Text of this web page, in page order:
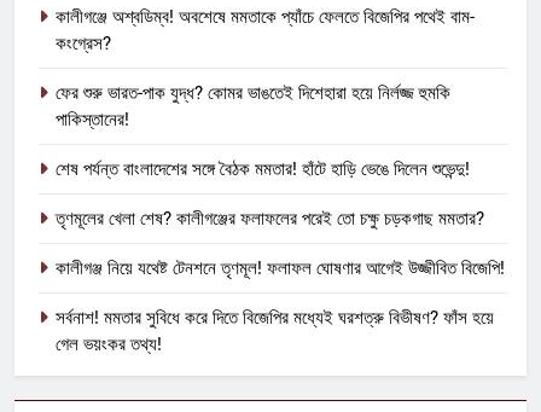
কালীগঞ্জে অশ্বডিম্ব! অবশেষে মমতাকে প্যাঁচে ফেলতে বিজেপির পথেই বাম-
কংগ্রেস?
ফের শুরু ভারত-পাক যুদ্ধ? কোমর ভাঙতেই দিশেহারা হয়ে নির্লজ্জ হুমকি
পাকিস্তানের!
শেষ পর্যন্ত বাংলাদেশের সঙ্গে বৈঠক মমতার! হাঁটে হাড়ি ভেঙে দিলেন শুভেন্দু!
তৃণমূলের খেলা শেষ? কালীগঞ্জের ফলাফলের পরেই তো চক্ষু চড়কগাছ মমতার?
কালীগঞ্জ নিয়ে যথেষ্ট টেনশনে তৃণমূল! ফলাফল ঘোষণার আগেই উজ্জীবিত বিজেপি!
সর্বনাশ! মমতার সুবিধে করে দিতে বিজেপির মধ্যেই ঘরশত্রু বিভীষণ? ফাঁস হয়ে
গেল ভয়ংকর তথ্য!